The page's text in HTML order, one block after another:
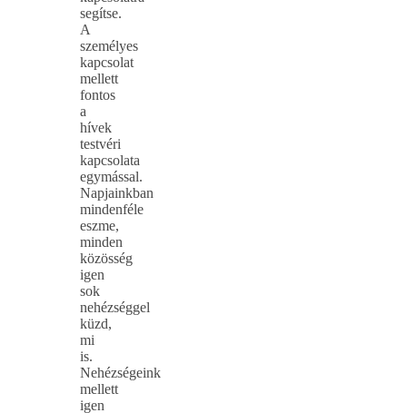
segítse.
A
személyes
kapcsolat
mellett
fontos
a
hívek
testvéri
kapcsolata
egymással.
Napjainkban
mindenféle
eszme,
minden
közösség
igen
sok
nehézséggel
küzd,
mi
is.
Nehézségeink
mellett
igen